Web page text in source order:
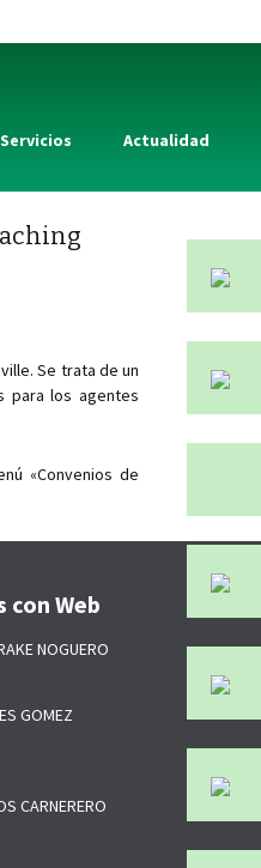
Servicios Actualidad
Se trata de un
para los agentes
«Convenios de
con Web
NOGUERO
GOMEZ
CARNERERO